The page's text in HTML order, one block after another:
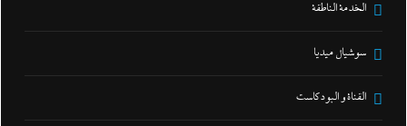
الخدمة الناطقة
سوشيال ميديا
القناة و البودكاست